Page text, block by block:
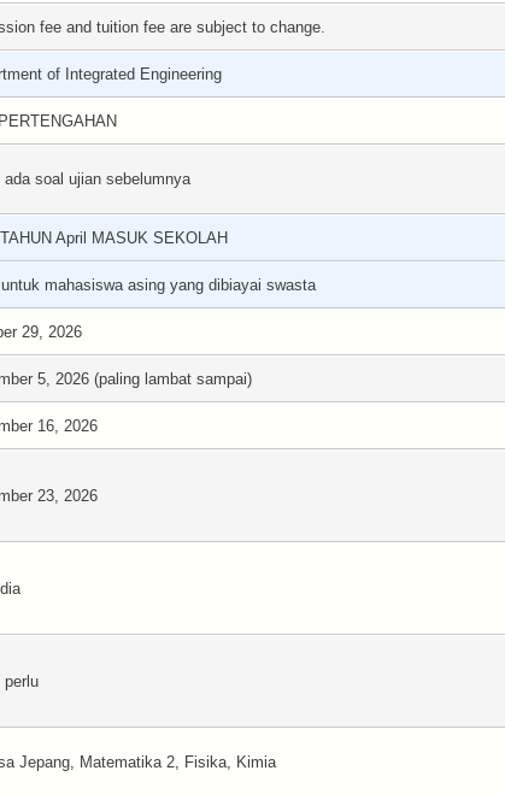
fee and tuition fee are subject to change.
of Integrated Engineering
ada soal ujian sebelumnya
April MASUK SEKOLAH
mahasiswa asing yang dibiayai swasta
29, 2026
5, 2026 (paling lambat sampai)
16, 2026
23, 2026
perlu
Jepang, Matematika 2, Fisika, Kimia